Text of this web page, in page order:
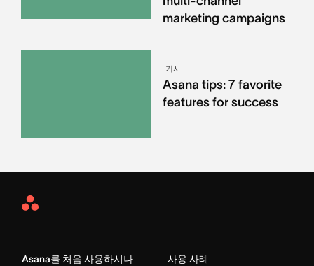
marketing campaigns
기사
Asana tips: 7 favorite
features for success
Asana
Asana를 처음 사용하시나
사용 사례